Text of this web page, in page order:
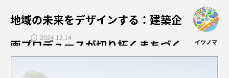
地域の未来をデザインする：建築企
画プロデュースが切り拓くまちづく
りの新たな可能性
イツノマ
2024.12.14